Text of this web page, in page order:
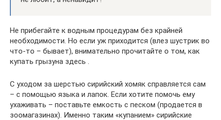
Не прибегайте к водным процедурам без крайней
необходимости. Но если уж приходится (влез шустрик во
что-то – бывает), внимательно прочитайте о том, как
купать грызуна здесь .
С уходом за шерстью сирийский хомяк справляется сам
– с помощью языка и лапок. Если хотите помочь ему
ухаживать – поставьте емкость с песком (продается в
зоомагазинах). Именно таким «купанием» сирийские